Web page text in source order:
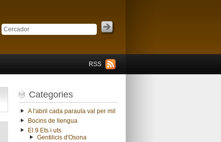
RSS
Categories
A l'abril cada paraula val per mil
Bocins de llengua
El 9 Ets i uts
Gentilicis d'Osona